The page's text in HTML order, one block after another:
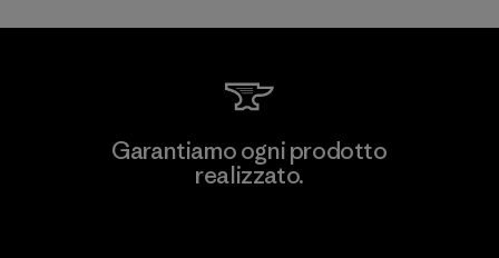
Viet Tien Garment JSC
Garantiamo ogni prodotto
realizzato.